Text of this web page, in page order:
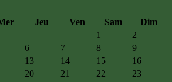
Jeu Ven Sam
Dim
1
2
6 7 8
9
13 14 15
16
20 21 22
23